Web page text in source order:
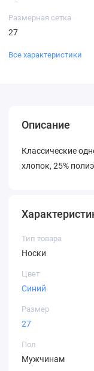
Размерная сетка
27
Все характеристики
Описание
Классические
хлопок, 25%
Тип товара
Носки
Цвет
Синий
Размер
27
Пол
Мужчинам